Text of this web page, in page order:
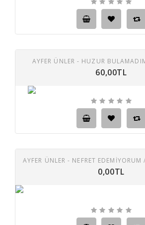
AYFER ÜNLER - HUZUR
60,00TL
0,00TL